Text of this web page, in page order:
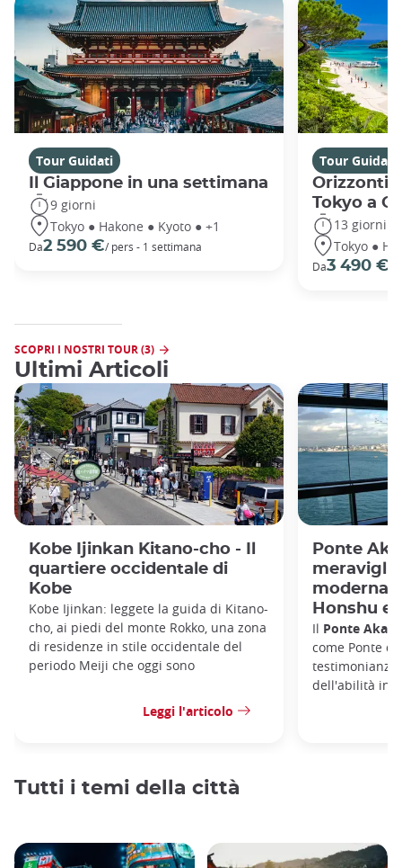
Tour Guidati
Il Giappone in una settimana
9 giorni
Tokyo ● Hakone ● Kyoto ● +1
Da2 590 €/ pers - 1 settimana
Tour Guidati
Orizzonti
Tokyo a
13 giorni
Tokyo ●
Da3 490 €
SCOPRI I NOSTRI TOUR (3)
Ultimi Articoli
Kobe Ijinkan Kitano-cho - Il
quartiere occidentale di
Kobe
Kobe Ijinkan: leggete la guida di Kitano-
cho, ai piedi del monte Rokko, una zona
di residenze in stile occidentale del
periodo Meiji che oggi sono
Leggi l'articolo
Ponte
moderna
Honshu e
Il Ponte
come Ponte
testimonianza
dell'abilità
Tutti i temi della città